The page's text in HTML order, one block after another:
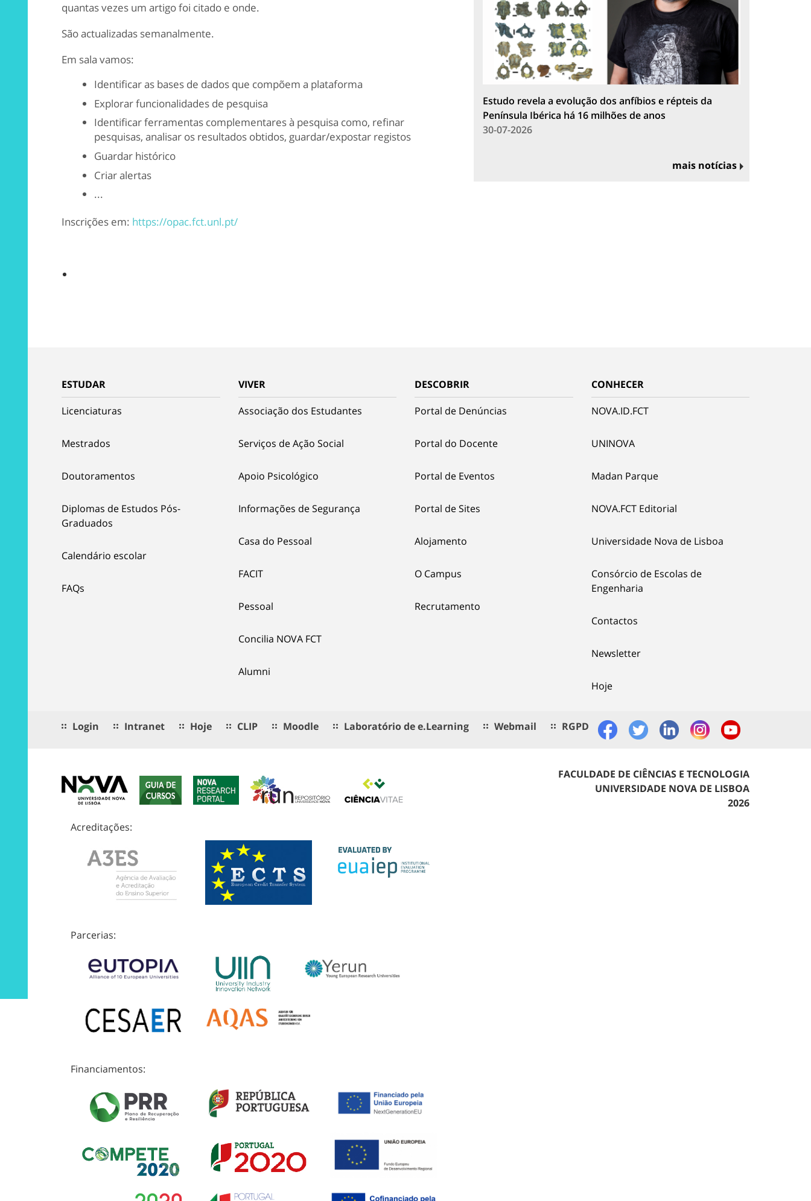
quantas vezes um artigo foi citado e onde.
São actualizadas semanalmente.
Em sala vamos:
Identificar as bases de dados que compõem a plataforma
Explorar funcionalidades de pesquisa
Identificar ferramentas complementares à pesquisa como, refinar
pesquisas, analisar os resultados obtidos, guardar/expostar registos
Guardar histórico
Criar alertas
...
Inscrições em: https://opac.fct.unl.pt/
Estudo revela a evolução dos anfíbios e répteis da
Península Ibérica há 16 milhões de anos
30-07-2026
mais notícias
ESTUDAR
Licenciaturas
Mestrados
Doutoramentos
Diplomas de Estudos Pós-
Graduados
Calendário escolar
FAQs
VIVER
Associação dos Estudantes
Serviços de Ação Social
Apoio Psicológico
Informações de Segurança
Casa do Pessoal
FACIT
Pessoal
Concilia NOVA FCT
Alumni
DESCOBRIR
Portal de Denúncias
Portal do Docente
Portal de Eventos
Portal de Sites
Alojamento
O Campus
Recrutamento
CONHECER
NOVA.ID.FCT
UNINOVA
Madan Parque
NOVA.FCT Editorial
Universidade Nova de Lisboa
Consórcio de Escolas de
Engenharia
Contactos
Newsletter
Hoje
Login Intranet Hoje CLIP Moodle Laboratório de e.Learning Webmail RGPD
Acreditações:
Parcerias:
Financiamentos:
FACULDADE DE CIÊNCIAS E TECNOLOGIA
UNIVERSIDADE NOVA DE LISBOA
2026